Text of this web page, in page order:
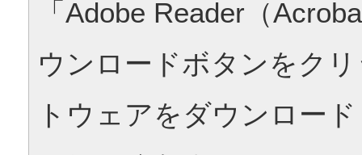
「Adobe Reader（
ウンロードボタンをク
トウェアをダウンロー